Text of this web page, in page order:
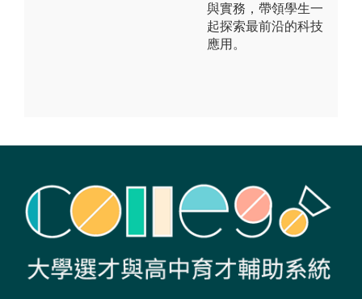
與實務，帶領學生一
起探索最前沿的科技
應用。